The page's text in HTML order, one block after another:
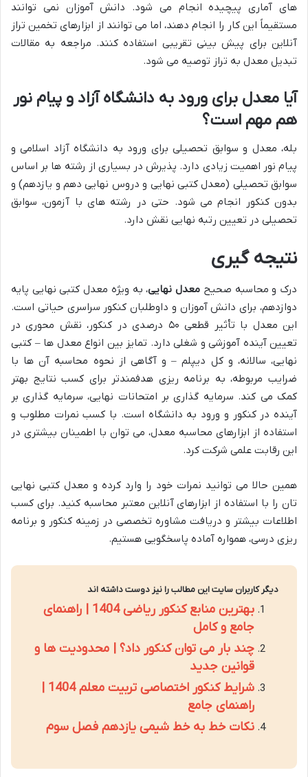
های آماری پیچیده انجام می شود. دانش آموزان نمی توانند
مستقیماً این کار را انجام دهند، اما می توانند از ابزارهای تخمین تراز
آنلاین برای پیش بینی تقریبی استفاده کنند. مراجعه به مقالات
تبدیل معدل به تراز توصیه می شود.
آیا معدل برای ورود به دانشگاه آزاد و پیام نور
هم مهم است؟
بله، معدل و سوابق تحصیلی برای ورود به دانشگاه آزاد اسلامی و
پیام نور اهمیت زیادی دارد. پذیرش در بسیاری از رشته ها بر اساس
سوابق تحصیلی (معدل کتبی نهایی و دروس نهایی دهم و یازدهم) و
بدون کنکور انجام می شود. حتی در رشته های با آزمون، سوابق
تحصیلی در تعیین رتبه نهایی نقش دارد.
نتیجه گیری
درک و محاسبه صحیح معدل نهایی، به ویژه معدل کتبی نهایی پایه
دوازدهم، برای دانش آموزان و داوطلبان کنکور سراسری حیاتی است.
این معدل با تأثیر قطعی ۵۰ درصدی در کنکور، نقش محوری در
تعیین آینده آموزشی و شغلی دارد. تمایز بین انواع معدل ها – کتبی
نهایی، سالانه، و کل دیپلم – و آگاهی از نحوه محاسبه آن ها با
ضرایب مربوطه، به برنامه ریزی هدفمندتر برای کسب نتایج بهتر
کمک می کند. سرمایه گذاری بر امتحانات نهایی، سرمایه گذاری بر
آینده در کنکور و ورود به دانشگاه است. با کسب نمرات مطلوب و
استفاده از ابزارهای محاسبه معدل، می توان با اطمینان بیشتری در
این رقابت علمی شرکت کرد.
همین حالا می توانید نمرات خود را وارد کرده و معدل کتبی نهایی
تان را با استفاده از ابزارهای آنلاین معتبر محاسبه کنید. برای کسب
اطلاعات بیشتر و دریافت مشاوره تخصصی در زمینه کنکور و برنامه
ریزی درسی، همواره آماده پاسخگویی هستیم.
دیگر کاربران سایت این مطالب را نیز دوست داشته اند
بهترین منابع کنکور ریاضی 1404 | راهنمای
جامع و کامل
چند بار می توان کنکور داد؟ | محدودیت ها و
قوانین جدید
شرایط کنکور اختصاصی تربیت معلم 1404 |
راهنمای جامع
نکات خط به خط شیمی یازدهم فصل سوم